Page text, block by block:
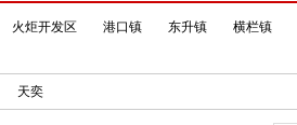
火炬开发区 港口镇 东升镇 横栏镇
天奕